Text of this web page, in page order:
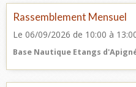
Rassemblement Mensuel
Le 06/09/2026 de 10:00 à
Base Nautique Etangs